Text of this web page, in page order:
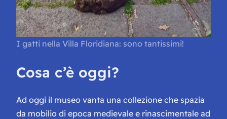
I gatti nella Villa Floridiana: sono tantissimi!
Cosa c’è oggi?
Ad oggi il museo vanta una collezione che spazia
da mobilio di epoca medievale e rinascimentale ad